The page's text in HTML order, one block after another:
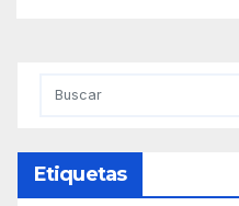
Etiquetas